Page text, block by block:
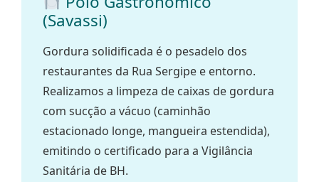
(Savassi)
Gordura solidificada é o pesadelo dos
restaurantes da Rua Sergipe e entorno.
Realizamos a limpeza de caixas de gordura
com sucção a vácuo (caminhão
estacionado longe, mangueira estendida),
emitindo o certificado para a Vigilância
Sanitária de BH.